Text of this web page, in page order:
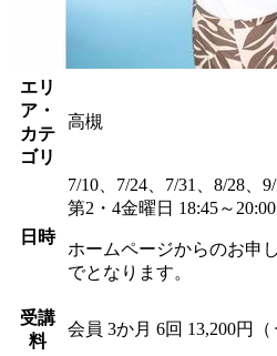
エリ
ア・
カテ
ゴリ
高槻
日時
7/10、7/24、7/31、8/28、
第2・4金曜日 18:45～20:00
ホームページからのお申
でとなります。
受講
料
会員 3か月 6回 13,200円（